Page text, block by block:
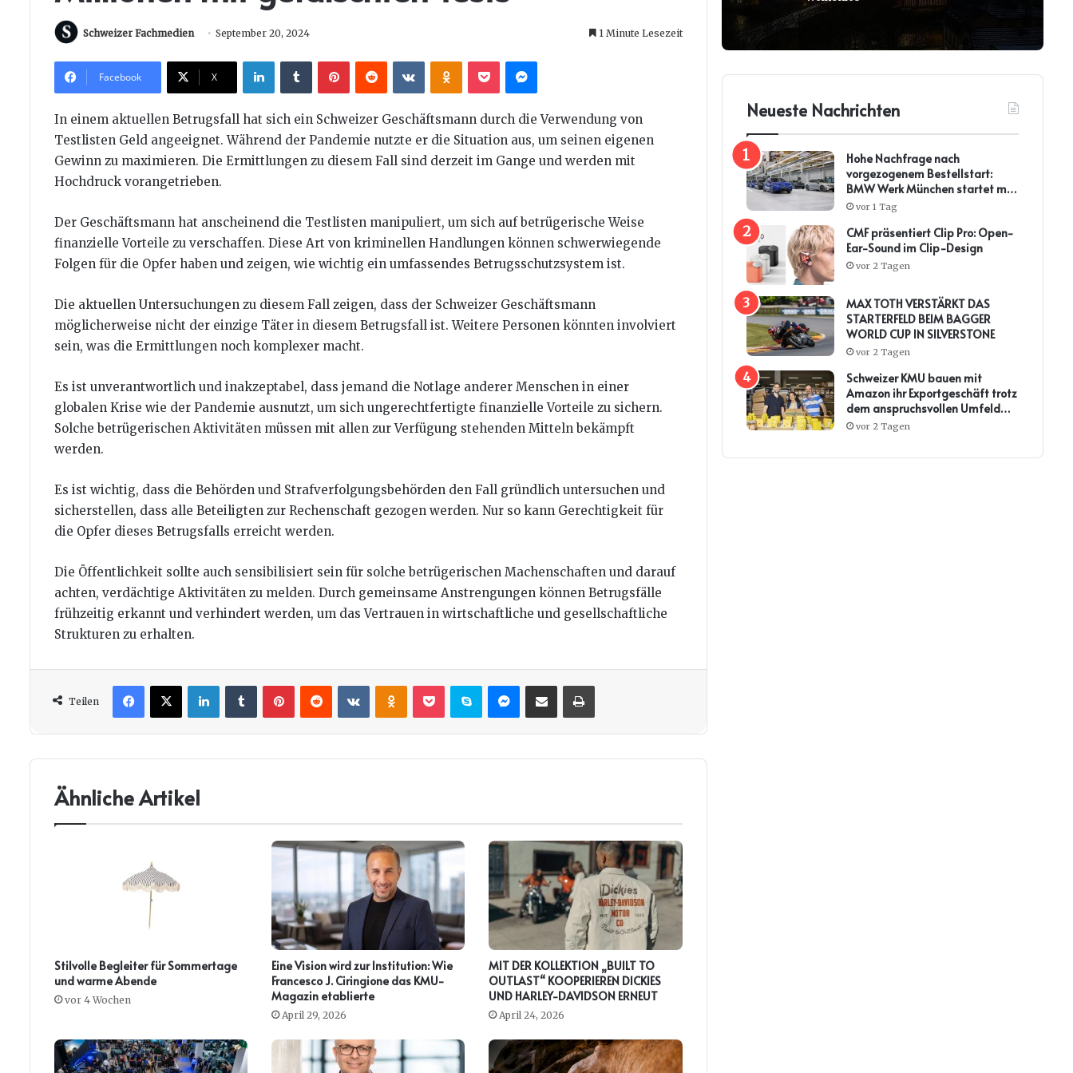
Schweizer Fachmedien September 20, 2024 1 Minute Lesezeit
Facebook X
LinkedInTumblrPinterestRedditVKontakteOdnoklassniki
PocketMessenger
In einem aktuellen Betrugsfall hat sich ein Schweizer Geschäftsmann durch die Verwendung von
Testlisten Geld angeeignet. Während der Pandemie nutzte er die Situation aus, um seinen eigenen
Gewinn zu maximieren. Die Ermittlungen zu diesem Fall sind derzeit im Gange und werden mit
Hochdruck vorangetrieben.
Der Geschäftsmann hat anscheinend die Testlisten manipuliert, um sich auf betrügerische Weise
finanzielle Vorteile zu verschaffen. Diese Art von kriminellen Handlungen können schwerwiegende
Folgen für die Opfer haben und zeigen, wie wichtig ein umfassendes Betrugsschutzsystem ist.
Die aktuellen Untersuchungen zu diesem Fall zeigen, dass der Schweizer Geschäftsmann
möglicherweise nicht der einzige Täter in diesem Betrugsfall ist. Weitere Personen könnten involviert
sein, was die Ermittlungen noch komplexer macht.
Es ist unverantwortlich und inakzeptabel, dass jemand die Notlage anderer Menschen in einer
globalen Krise wie der Pandemie ausnutzt, um sich ungerechtfertigte finanzielle Vorteile zu sichern.
Solche betrügerischen Aktivitäten müssen mit allen zur Verfügung stehenden Mitteln bekämpft
werden.
Es ist wichtig, dass die Behörden und Strafverfolgungsbehörden den Fall gründlich untersuchen und
sicherstellen, dass alle Beteiligten zur Rechenschaft gezogen werden. Nur so kann Gerechtigkeit für
die Opfer dieses Betrugsfalls erreicht werden.
Die Öffentlichkeit sollte auch sensibilisiert sein für solche betrügerischen Machenschaften und darauf
achten, verdächtige Aktivitäten zu melden. Durch gemeinsame Anstrengungen können Betrugsfälle
frühzeitig erkannt und verhindert werden, um das Vertrauen in wirtschaftliche und gesellschaftliche
Strukturen zu erhalten.
Teilen
Facebook
X LinkedInTumblrPinterestRedditVKontakteOdnoklassniki
PocketSkype Messenger
Teile per E-Mail Drucken
Ähnliche Artikel
Stilvolle Begleiter für Sommertage
und warme Abende
vor 4 Wochen
Eine Vision wird zur Institution: Wie
Francesco J. Ciringione das KMU-
Magazin etablierte
April 29, 2026
MIT DER KOLLEKTION „BUILT TO
OUTLAST“ KOOPERIEREN DICKIES
UND HARLEY-DAVIDSON ERNEUT
April 24, 2026
Neueste Nachrichten
Hohe Nachfrage nach
vorgezogenem Bestellstart:
BMW Werk München startet mit
steiler Anlaufkurve die
vor 1 Tag
CMF präsentiert Clip Pro: Open-
Ear-Sound im Clip-Design
vor 2 Tagen
MAX TOTH VERSTÄRKT DAS
STARTERFELD BEIM BAGGER
WORLD CUP IN SILVERSTONE
vor 2 Tagen
Schweizer KMU bauen mit
Amazon ihr Exportgeschäft trotz
dem anspruchsvollen Umfeld
weiter aus
vor 2 Tagen